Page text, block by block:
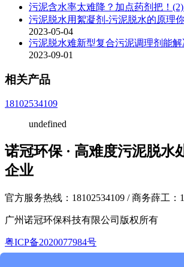
污泥含水率太难降？加点药剂把！(2)
污泥脱水用絮凝剂-污泥脱水的原理
2023-05-04
污泥脱水难新型复合污泥调理剂能
2023-09-01
相关产品
18102534109
undefined
诺冠环保 · 高难度污泥脱水
企业
官方服务热线：18102534109 / 商务薛工：
广州诺冠环保科技有限公司版权所有
粤ICP备2020077984号